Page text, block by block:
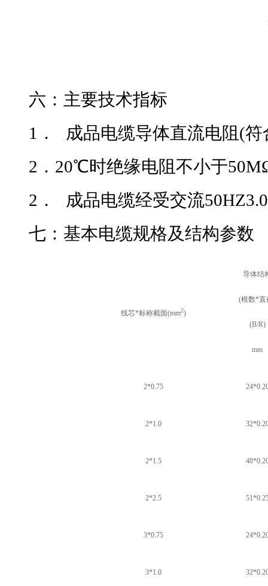
六 ：主要技术指标
1．
成品电缆导体直流电阻(符合
2．20℃时绝缘电阻不小于
2．
成品电缆经受交流
七： 基本电缆规格及结构参数
线芯*标称截面(mm2)
导体结
(根数*直
(B/R)
mm
2*0.75
2*1.0
2*1.5
2*2.5
3*0.75
3*1.0